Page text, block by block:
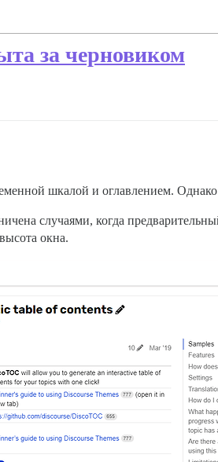
за черновиком
шкалой и оглавлением. Однако
случаями, когда
окна.